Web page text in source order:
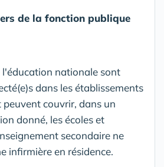
de la fonction publique
l'éducation nationale sont
dans les établissements
peuvent couvrir, dans un
donné, les écoles et
secondaire ne
infirmière en résidence.